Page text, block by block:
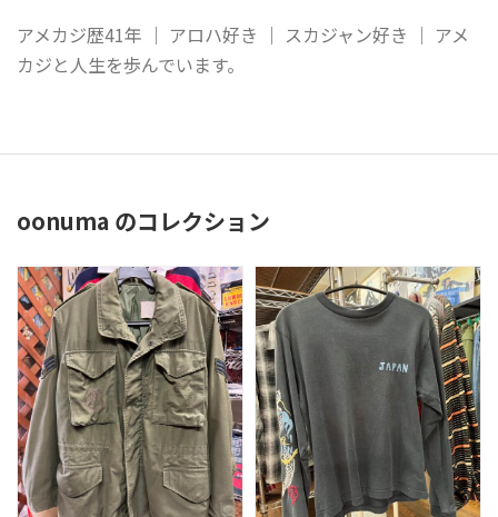
アメカジ歴41年 ｜ アロハ好き ｜ スカジャン好き ｜ アメ
カジと人生を歩んでいます。
oonuma のコレクション